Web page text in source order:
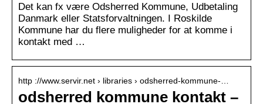
Det kan fx være Odsherred Kommune, Udbetaling
Danmark eller Statsforvaltningen. I Roskilde
Kommune har du flere muligheder for at komme i
kontakt med …
http ://www.servir.net › libraries › odsherred-kommune-…
odsherred kommune kontakt –